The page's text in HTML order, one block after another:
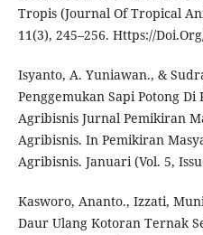
Tropis (Journal Of Tropical
11(3), 245–256. Https://
Isyanto, A. Yuniawan., &
Penggemukan Sapi Potong
Agribisnis Jurnal Pemikiran
Agribisnis. In Pemikiran
Agribisnis. Januari (Vol. 5,
Kasworo, Ananto., Izzati,
Daur Ulang Kotoran Ternak